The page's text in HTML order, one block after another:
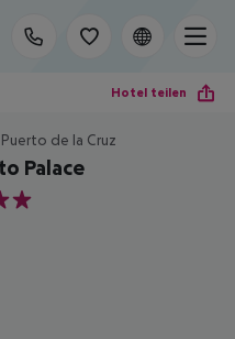
Hotel teilen
de la Cruz
Palace